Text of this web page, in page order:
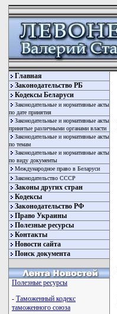
Главная
Законодательство РБ
Кодексы Беларуси
Законодательные и нормативные акты
по дате принятия
Законодательные и нормативные акты
принятые различными органами власти
Законодательные и нормативные акты
по темам
Законодательные и нормативные акты
по виду документы
Международное право в Беларуси
Законодательство СССР
Законы других стран
Кодексы
Законодательство РФ
Право Украины
Полезные ресурсы
Контакты
Новости сайта
Поиск документа
Полезные ресурсы
- Таможенный кодекс
таможенного союза